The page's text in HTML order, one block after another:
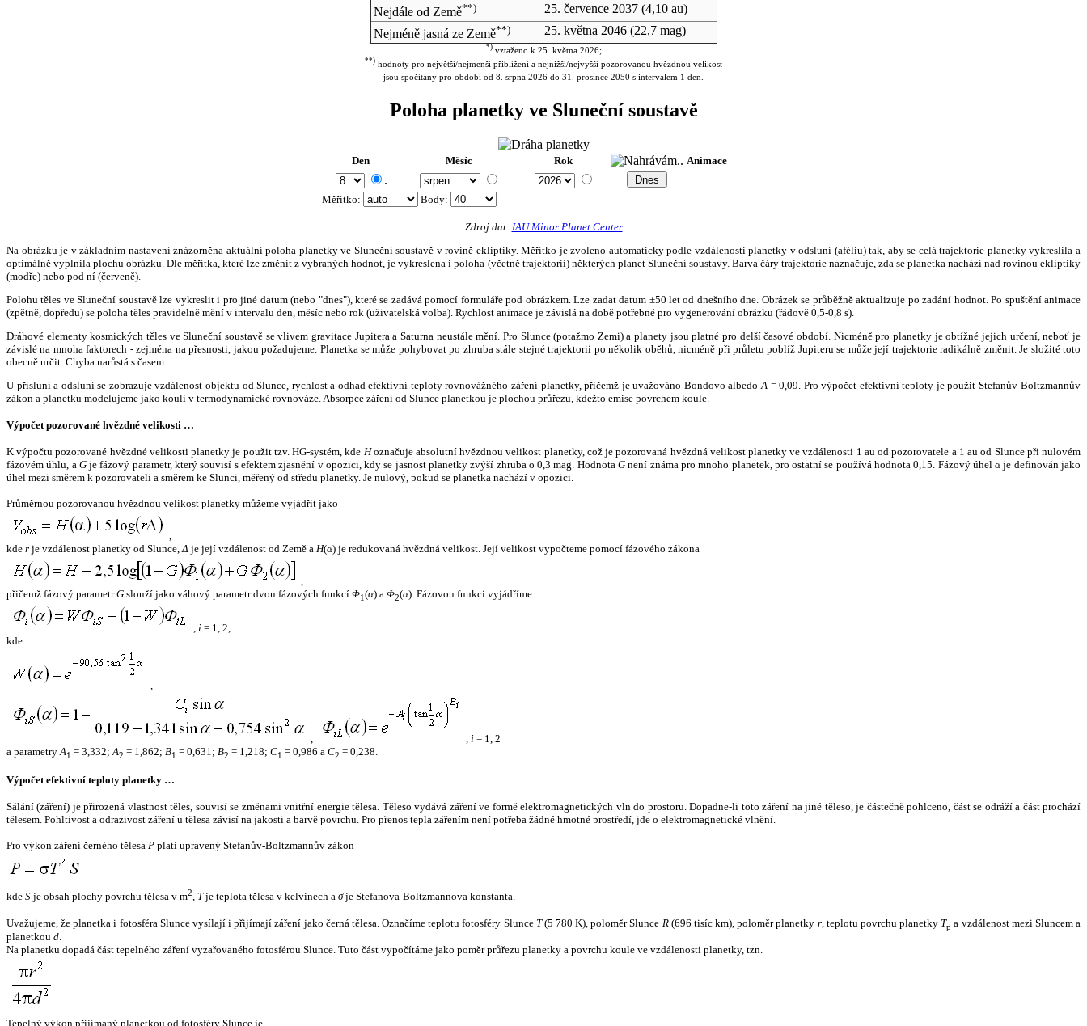
Nejdále od Země**) 25. července 2037(4,10 au)
Nejméně jasná ze Země**) 25. května 2046(22,7 mag)
*)vztaženo k 25. května 2026;
**) hodnoty pro největší/nejmenší přiblížení a nejnižší/nejvyšší pozorovanou hvězdnou velikost
jsou spočítány pro období od 8. srpna 2026 do 31. prosince 2050 s intervalem 1 den.
Poloha planetky ve Sluneční soustavě
Den Měsíc Rok Animace
.
Měřítko: Body:
Zdroj dat: IAU Minor Planet Center
Na obrázku je v základním nastavení znázorněna aktuální poloha planetky ve Sluneční soustavě v rovině ekliptiky. Měřítko je zvoleno automaticky podle vzdálenosti planetky v odsluní (aféliu) tak, aby se celá trajektorie planetky vykreslila a
optimálně vyplnila plochu obrázku. Dle měřítka, které lze změnit z vybraných hodnot, je vykreslena i poloha (včetně trajektorií) některých planet Sluneční soustavy. Barva čáry trajektorie naznačuje, zda se planetka nachází nad rovinou ekliptiky
(modře) nebo pod ní (červeně).
Polohu těles ve Sluneční soustavě lze vykreslit i pro jiné datum (nebo "dnes"), které se zadává pomocí formuláře pod obrázkem. Lze zadat datum ±50 let od dnešního dne. Obrázek se průběžně aktualizuje po zadání hodnot. Po spuštění animace
(zpětně, dopředu) se poloha těles pravidelně mění v intervalu den, měsíc nebo rok (uživatelská volba). Rychlost animace je závislá na době potřebné pro vygenerování obrázku (řádově 0,5-0,8 s).
Dráhové elementy kosmických těles ve Sluneční soustavě se vlivem gravitace Jupitera a Saturna neustále mění. Pro Slunce (potažmo Zemi) a planety jsou platné pro delší časové období. Nicméně pro planetky je obtížné jejich určení, neboť je
závislé na mnoha faktorech - zejména na přesnosti, jakou požadujeme. Planetka se může pohybovat po zhruba stále stejné trajektorii po několik oběhů, nicméně při průletu poblíž Jupiteru se může její trajektorie radikálně změnit. Je složité toto
obecně určit. Chyba narůstá s časem.
U přísluní a odsluní se zobrazuje vzdálenost objektu od Slunce, rychlost a odhad efektivní teploty rovnovážného záření planetky, přičemž je uvažováno Bondovo albedo A = 0,09. Pro výpočet efektivní teploty je použit Stefanův-Boltzmannův
zákon a planetku modelujeme jako kouli v termodynamické rovnováze. Absorpce záření od Slunce planetkou je plochou průřezu, kdežto emise povrchem koule.
Výpočet pozorované hvězdné velikosti …
K výpočtu pozorované hvězdné velikosti planetky je použit tzv. HG-systém, kde Hoznačuje absolutní hvězdnou velikost planetky, což je pozorovaná hvězdná velikost planetky ve vzdálenosti 1 au od pozorovatele a 1 au od Slunce při nulovém
fázovém úhlu, a Gje fázový parametr, který souvisí s efektem zjasnění v opozici, kdy se jasnost planetky zvýší zhruba o 0,3 mag. HodnotaG není známa pro mnoho planetek, pro ostatní se používá hodnota 0,15. Fázový úhelα je definován jako
úhel mezi směrem k pozorovateli a směrem ke Slunci, měřený od středu planetky. Je nulový, pokud se planetka nachází v opozici.
Průměrnou pozorovanou hvězdnou velikost planetky můžeme vyjádřit jako
,
kde r je vzdálenost planetky od Slunce,Δ je její vzdálenost od Země a H(α) je redukovaná hvězdná velikost. Její velikost vypočteme pomocí fázového zákona
,
přičemž fázový parametrG slouží jako váhový parametr dvou fázových funkcí Φ1(α) a Φ2(α). Fázovou funkci vyjádříme
, i = 1, 2,
kde
,
, , i = 1, 2
a parametryA1 = 3,332;A2 = 1,862; B1 = 0,631; B2 = 1,218; C1 = 0,986 a C2 = 0,238.
Výpočet efektivní teploty planetky …
Sálání (záření) je přirozená vlastnost těles, souvisí se změnami vnitřní energie tělesa. Těleso vydává záření ve formě elektromagnetických vln do prostoru. Dopadne-li toto záření na jiné těleso, je částečně pohlceno, část se odráží a část prochází
tělesem. Pohltivost a odrazivost záření u tělesa závisí na jakosti a barvě povrchu. Pro přenos tepla zářením není potřeba žádné hmotné prostředí, jde o elektromagnetické vlnění.
Pro výkon záření černého tělesa P platí upravený Stefanův-Boltzmannův zákon
kde S je obsah plochy povrchu tělesa v m2, Tje teplota tělesa v kelvinech a σje Stefanova-Boltzmannova konstanta.
Uvažujeme, že planetka i fotosféra Slunce vysílají i přijímají záření jako černá tělesa. Označíme teplotu fotosféry Slunce T(5 780 K), poloměr Slunce R(696 tisíc km), poloměr planetky r, teplotu povrchu planetky Tp a vzdálenost mezi Sluncem a
planetkou d.
Na planetku dopadá část tepelného záření vyzařovaného fotosférou Slunce. Tuto část vypočítáme jako poměr průřezu planetky a povrchu koule ve vzdálenosti planetky, tzn.
Tepelný výkon přijímaný planetkou od fotosféry Slunce je